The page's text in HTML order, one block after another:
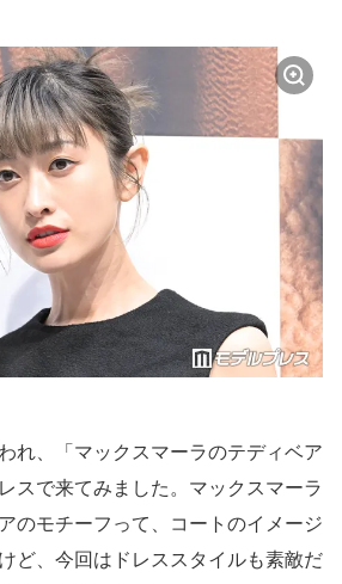
れ、「マックスマーラのテディベア
スで来てみました。マックスマーラ
のモチーフって、コートのイメージ
ど、今回はドレススタイルも素敵だ